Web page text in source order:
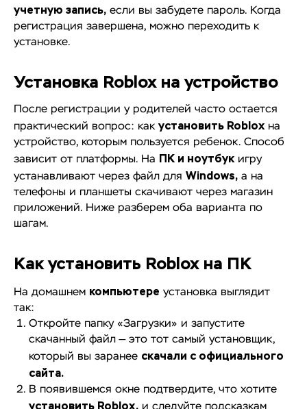
учетную запись, если вы забудете пароль. Когда
регистрация завершена, можно переходить к
установке.
Установка Roblox на устройство
После регистрации у родителей часто остается
практический вопрос: какустановить Robloxна
устройство, которым пользуется ребенок. Способ
зависит от платформы. На ПК и ноутбукигру
устанавливают через файл для Windows, а на
телефоны и планшеты скачивают через магазин
приложений. Ниже разберем оба варианта по
шагам.
Как установить Roblox на ПК
На домашнем компьютере установка выглядит
так:
Откройте папку «Загрузки» и запустите
скачанный файл — это тот самый установщик,
который вы заранее скачали с официального
сайта.
В появившемся окне подтвердите, что хотите
установить Roblox, и следуйте подсказкам